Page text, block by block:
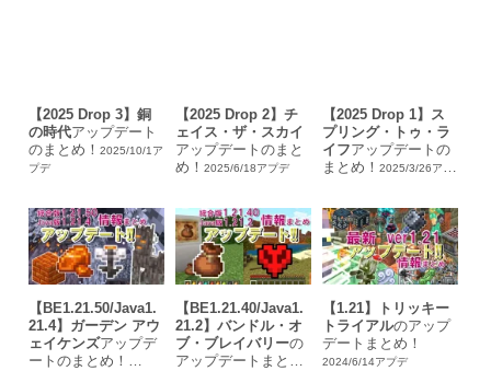
【2025 Drop 3】銅
の時代アップデート
のまとめ！ 2025/10/1ア
プデ
【2025 Drop 2】チ
ェイス・ザ・スカイ
アップデートのまと
め！ 2025/6/18アプデ
【2025 Drop 1】ス
プリング・トゥ・ラ
イフアップデートの
まとめ！ 2025/3/26アプ
【BE1.21.50/Java1.
21.4】ガーデン アウ
ェイケンズアップデ
ートのまとめ！
【BE1.21.40/Java1.
21.2】バンドル・オ
ブ・ブレイバリーの
アップデートまと
【1.21】トリッキー
トライアルのアップ
デートまとめ！
2024/6/14アプデ